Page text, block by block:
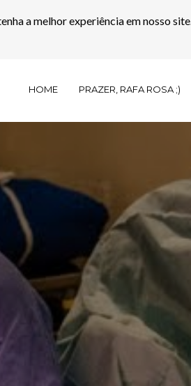
a melhor experiência em nosso site.
HOME PRAZER, RAFA ROSA ;)